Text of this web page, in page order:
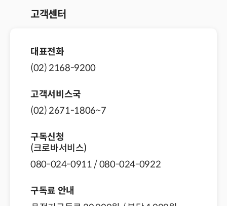
고객센터
대표전화
(02) 2168-9200
고객서비스국
(02) 2671-1806~7
구독신청
(크로바서비스)
080-024-0911 / 080-024-0922
구독료 안내